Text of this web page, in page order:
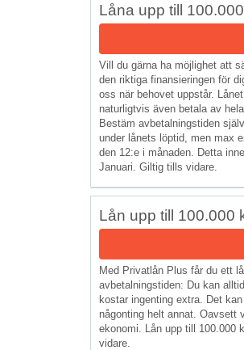
Låna upp till
Vill du gärna ha möjlighet att
den riktiga finansieringen för
oss när behovet uppstår.
naturligtvis även betala av
Bestäm avbetalningstiden
under lånets löptid, men max
den 12:e i månaden. Detta
Januari. Giltig tills vidare.
Lån upp till 100.000
Med Privatlån Plus får du ett
avbetalningstiden: Du kan
kostar ingenting extra. Det
någonting helt annat. Oavsett
ekonomi. Lån upp till 100.000
vidare.